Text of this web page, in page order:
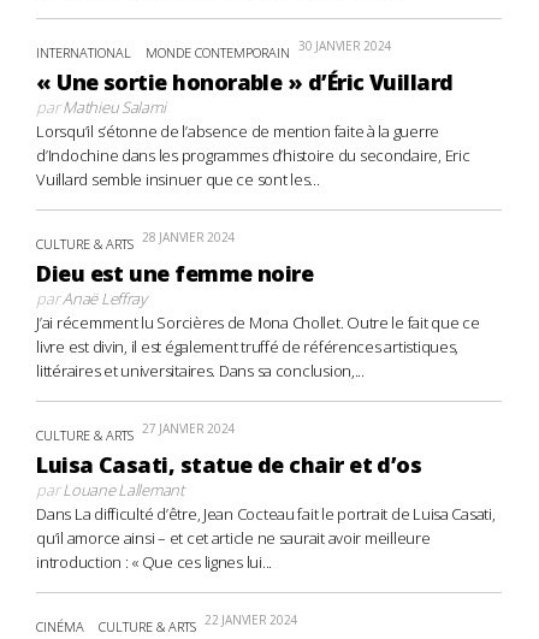
INTERNATIONAL MONDE CONTEMPORAIN 30 JANVIER 2024
« Une sortie honorable » d’Éric Vuillard
parMathieu Salami
Lorsqu’il s’étonne de l’absence de mention faite à la guerre
d’Indochine dans les programmes d’histoire du secondaire, Eric
Vuillard semble insinuer que ce sont les...
CULTURE & ARTS 28 JANVIER 2024
Dieu est une femme noire
parAnaë Leffray
J’ai récemment lu Sorcières de Mona Chollet. Outre le fait que ce
livre est divin, il est également truffé de références artistiques,
littéraires et universitaires. Dans sa conclusion,...
CULTURE & ARTS 27 JANVIER 2024
Luisa Casati, statue de chair et d’os
parLouane Lallemant
Dans La difficulté d’être, Jean Cocteau fait le portrait de Luisa Casati,
qu’il amorce ainsi – et cet article ne saurait avoir meilleure
introduction : « Que ces lignes lui...
CINÉMA CULTURE & ARTS 22 JANVIER 2024